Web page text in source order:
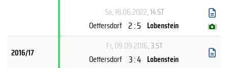
Sa, 18.06.2022, 14.ST
Oettersdorf 2 : 5 Lobenstein ( )
2016/17
Fr, 09.09.2016, 3.ST
Oettersdorf 3 : 4 Lobenstein